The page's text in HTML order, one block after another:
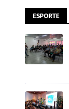
ESPORTE